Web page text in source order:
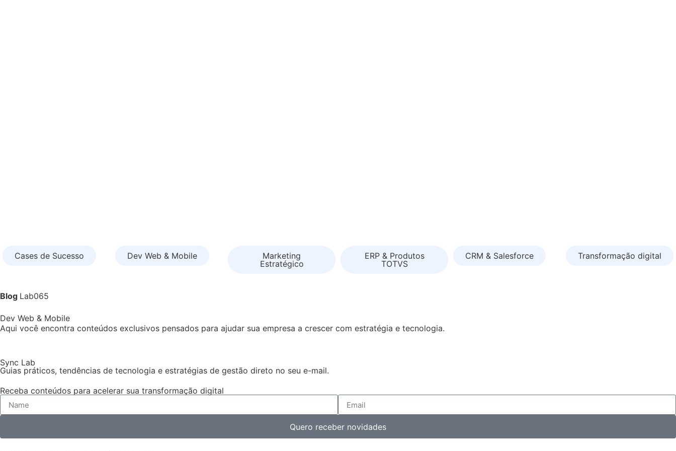
Cases de Sucesso Dev Web & Mobile
Marketing
Estratégico
ERP & Produtos
TOTVS
CRM & Salesforce Transformação digital
Blog Lab065
Dev Web & Mobile
Aqui você encontra conteúdos exclusivos pensados para ajudar sua empresa a crescer com estratégia e tecnologia.
Sync Lab
Guias práticos, tendências de tecnologia e estratégias de gestão direto no seu e-mail.
Receba conteúdos para acelerar sua transformação digital
Quero receber novidades